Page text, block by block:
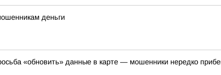
деньги
«обновить» данные в карте — мошенники нередко